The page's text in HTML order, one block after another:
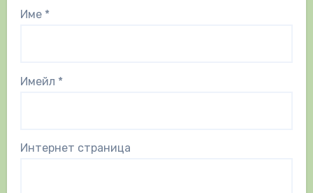
Име *
Имейл *
Интернет страница